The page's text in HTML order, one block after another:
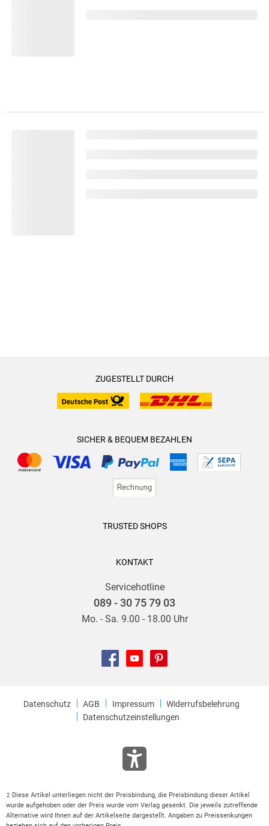
ZUGESTELLT DURCH
SICHER & BEQUEM BEZAHLEN
TRUSTED SHOPS
KONTAKT
Servicehotline
089 - 30 75 79 03
Mo. - Sa. 9.00 - 18.00 Uhr
Datenschutz AGB Impressum
Widerrufsbelehrung
Datenschutzeinstellungen
2
Diese Artikel unterliegen nicht der Preisbindung, die Preisbindung dieser Artikel
wurde aufgehoben oder der Preis wurde vom Verlag gesenkt. Die jeweils zutreffende
Alternative wird Ihnen auf der Artikelseite dargestellt. Angaben zu Preissenkungen